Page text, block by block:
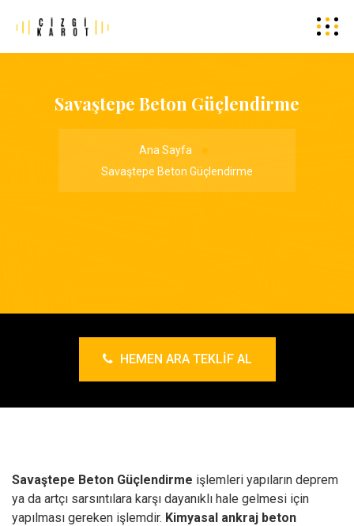
Savaştepe Beton Güçlendirme
Ana Sayfa
Savaştepe Beton Güçlendirme
HEMEN ARA TEKLIF AL
Savaştepe Beton Güçlendirme işlemleri yapıların deprem
ya da artçı sarsıntılara karşı dayanıklı hale gelmesi için
yapılması gereken işlemdir. Kimyasal ankraj beton